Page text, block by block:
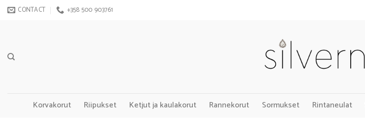
Skip CONTACT +358 500 903761
Korvakorut Riipukset Ketjut ja kaulakorut Rannekorut Sormukset Rintaneulat